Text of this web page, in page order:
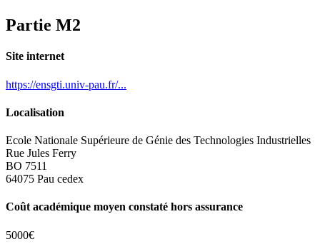
Partie M2
Site internet
https://ensgti.univ-pau.fr/...
Localisation
Ecole Nationale Supérieure de Génie des Technologies Industrielles
Rue Jules Ferry
BO 7511
64075 Pau cedex
Coût académique moyen constaté hors assurance
5000€